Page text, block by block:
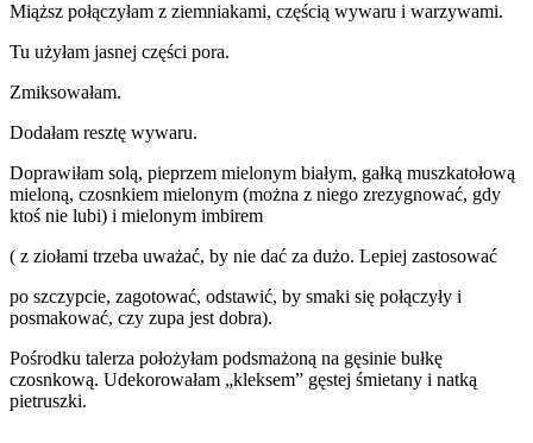
Miąższ połączyłam z ziemniakami, częścią wywaru i warzywami.
Tu użyłam jasnej części pora.
Zmiksowałam.
Dodałam resztę wywaru.
Doprawiłam solą, pieprzem mielonym białym, gałką muszkatołową
mieloną, czosnkiem mielonym (można z niego zrezygnować, gdy
ktoś nie lubi) i mielonym imbirem
( z ziołami trzeba uważać, by nie dać za dużo. Lepiej zastosować
po szczypcie, zagotować, odstawić, by smaki się połączyły i
posmakować, czy zupa jest dobra).
Pośrodku talerza położyłam podsmażoną na gęsinie bułkę
czosnkową. Udekorowałam „kleksem” gęstej śmietany i natką
pietruszki.